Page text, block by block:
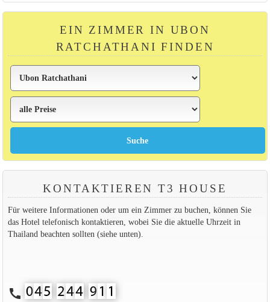
EIN ZIMMER IN UBON
RATCHATHANI FINDEN
KONTAKTIEREN T3 HOUSE
Für weitere Informationen oder um ein Zimmer zu buchen, können Sie
das Hotel telefonisch kontaktieren, wobei Sie die aktuelle Uhrzeit in
Thailand beachten sollten (siehe unten).
call